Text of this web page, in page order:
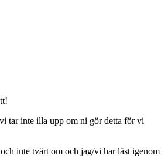
tar inte illa upp om ni gör detta för vi
inte tvärt om och jag/vi har läst igenom